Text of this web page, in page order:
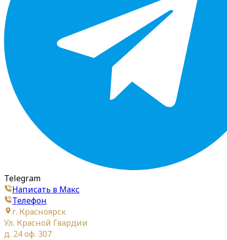
Telegram
Написать в Макс
Телефон
г. Красноярск
Ул. Красной Гвардии
д. 24 оф. 307